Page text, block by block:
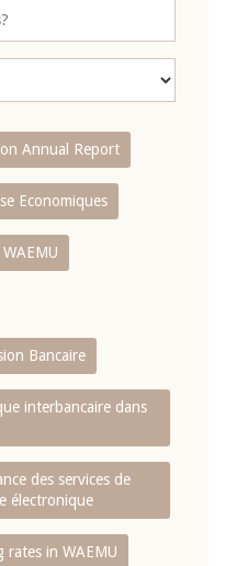
Annual Report
Economiques
Bancaire
interbancaire dans
des services de
électronique
in WAEMU